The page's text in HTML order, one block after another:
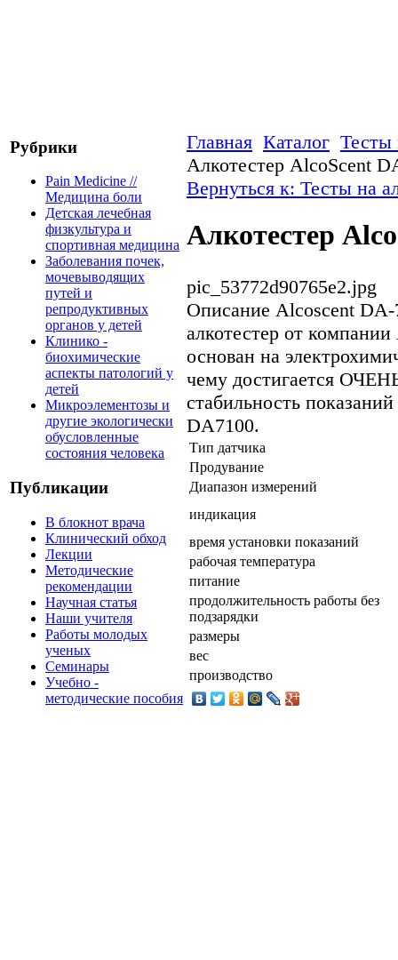
Рубрики
Pain Medicine //
Медицина боли
Детская лечебная
физкультура и
спортивная медицина
Заболевания почек,
мочевыводящих
путей и
репродуктивных
органов у детей
Клинико -
биохимические
аспекты патологий у
детей
Микроэлементозы и
другие экологически
обусловленные
состояния человека
Публикации
В блокнот врача
Клинический обход
Лекции
Методические
рекомендации
Научная статья
Наши учителя
Работы молодых
ученых
Семинары
Учебно -
методические пособия
Главная Каталог Тесты
Алкотестер AlcoScent
Вернуться к: Тесты на
Алкотестер
pic_53772d90765e2.jpg
Описание Alcoscent
алкотестер от
основан на
чему достигается
стабильность
DA7100.
Тип датчика
Продувание
Диапазон измерений
индикация
время установки показаний
рабочая температура
питание
продолжительность работы без
подзарядки
размеры
вес
производство